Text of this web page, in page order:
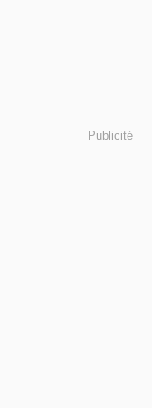
Publicité